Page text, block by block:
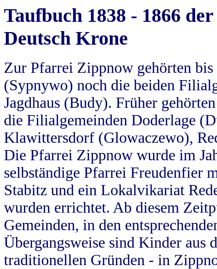
Taufbuch 1838 - 1866
Deutsch Krone
Zur Pfarrei Zippnow gehörten
(Sypnywo) noch die beiden
Jagdhaus (Budy). Früher
die Filialgemeinden Doderlage
Klawittersdorf (Glowaczewo),
Die Pfarrei Zippnow wurde im
selbständige Pfarrei Freudenfier
Stabitz und ein Lokalvikariat
wurden errichtet. Ab diesem
Gemeinden, in den
Übergangsweise sind Kinder aus
traditionellen Gründen - in